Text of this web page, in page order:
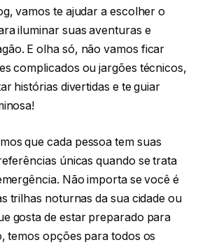
vamos te ajudar a escolher o
iluminar suas aventuras e
E olha só, não vamos ficar
complicados ou jargões técnicos,
histórias divertidas e te guiar
que cada pessoa tem suas
únicas quando se trata
Não importa se você é
trilhas noturnas da sua cidade ou
gosta de estar preparado para
temos opções para todos os